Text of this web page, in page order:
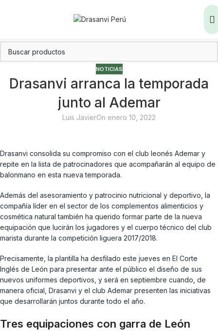
NOTICIAS
Drasanvi arranca la temporada
junto al Ademar
Luis JavierOn enero 10, 2022
Drasanvi consolida su compromiso con el club leonés Ademar y
repite en la lista de patrocinadores que acompañarán al equipo de
balonmano en esta nueva temporada.
Además del asesoramiento y patrocinio nutricional y deportivo, la
compañía líder en el sector de los complementos alimenticios y
cosmética natural también ha querido formar parte de la nueva
equipación que lucirán los jugadores y el cuerpo técnico del club
marista durante la competición liguera 2017/2018.
Precisamente, la plantilla ha desfilado este jueves en El Corte
Inglés de León para presentar ante el público el diseño de sus
nuevos uniformes deportivos, y será en septiembre cuando, de
manera oficial, Drasanvi y el club Ademar presenten las iniciativas
que desarrollarán juntos durante todo el año.
Tres equipaciones con garra de León